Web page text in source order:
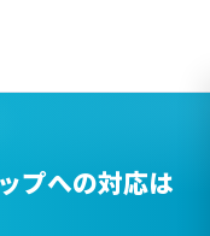
プへの対応は